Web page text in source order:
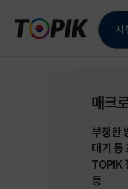
TOPIK
시
매크
부정한
대기 등
TOPIK
등